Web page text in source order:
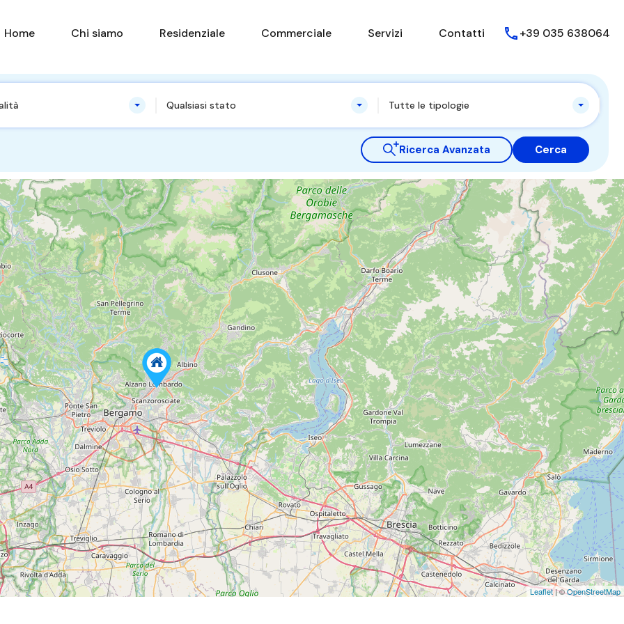
Home Chi siamo Residenziale Commerciale Servizi Contatti +39 035 638064
Qualsiasi stato Tutte le tipologie
Ricerca Avanzata Cerca
Leaflet| ©OpenStreetMap